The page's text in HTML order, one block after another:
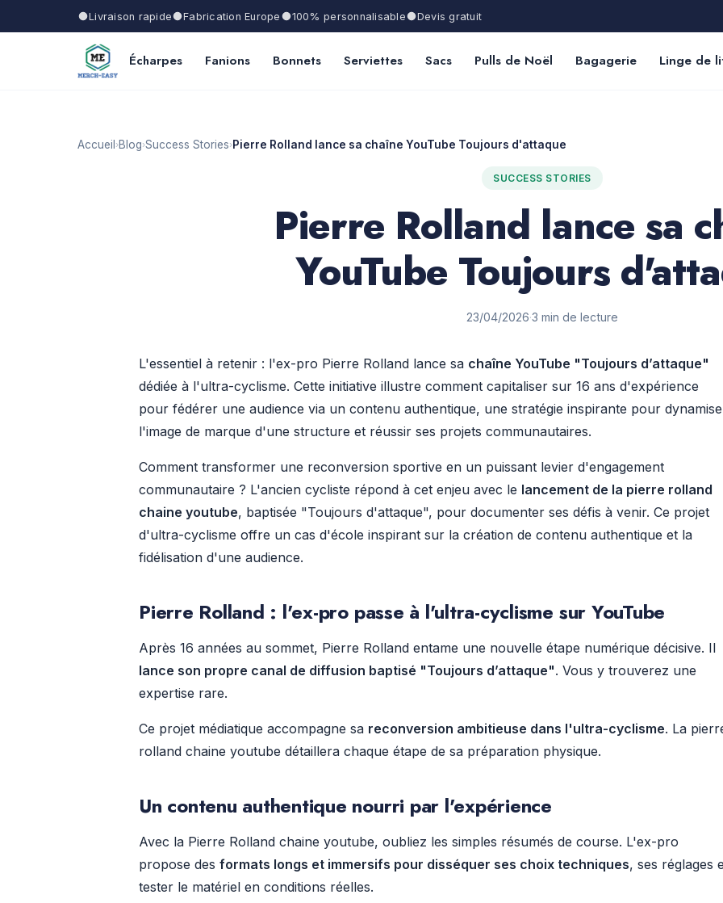
Livraison rapide Fabrication Europe 100% personnalisable Devis gratuit
Écharpes Fanions Bonnets Serviettes Sacs Pulls de Noël Bagagerie Linge de
Accueil ›Blog›Success Stories›Pierre Rolland lance sa chaîne YouTube Toujours d'attaque
SUCCESS STORIES
Pierre Rolland lance sa
YouTube Toujours
23/04/2026·3 min de lecture
L'essentiel à retenir : l'ex-pro Pierre Rolland lance sa chaîne YouTube "Toujours d’attaque"
dédiée à l'ultra-cyclisme. Cette initiative illustre comment capitaliser sur 16 ans d'expérience
pour fédérer une audience via un contenu authentique, une stratégie inspirante pour
l'image de marque d'une structure et réussir ses projets communautaires.
Comment transformer une reconversion sportive en un puissant levier d'engagement
communautaire ? L'ancien cycliste répond à cet enjeu avec le lancement de la pierre rolland
chaine youtube, baptisée "Toujours d'attaque", pour documenter ses défis à venir. Ce projet
d'ultra-cyclisme offre un cas d'école inspirant sur la création de contenu authentique et la
fidélisation d'une audience.
Pierre Rolland : l'ex-pro passe à l'ultra-cyclisme sur YouTube
Après 16 années au sommet, Pierre Rolland entame une nouvelle étape numérique décisive. Il
lance son propre canal de diffusion baptisé "Toujours d’attaque". Vous y trouverez une
expertise rare.
Ce projet médiatique accompagne sa reconversion ambitieuse dans l'ultra-cyclisme. La
rolland chaine youtube détaillera chaque étape de sa préparation physique.
Un contenu authentique nourri par l'expérience
Avec la Pierre Rolland chaine youtube, oubliez les simples résumés de course. L'ex-pro
propose des formats longs et immersifs pour disséquer ses choix techniques, ses réglages
tester le matériel en conditions réelles.